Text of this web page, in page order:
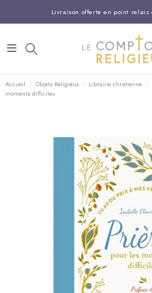
Livraison offerte en point relais
Entreprise Française familiale
Support client disponible au
Commandez avant 14H,
Accueil Objets Religieux Librairie chrétienne
moments difficiles